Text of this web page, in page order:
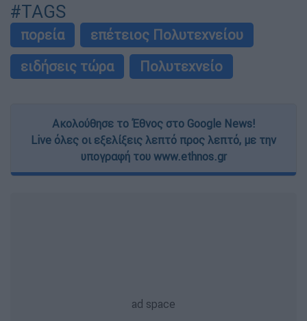
#TAGS
πορεία
επέτειος Πολυτεχνείου
ειδήσεις τώρα
Πολυτεχνείο
Ακολούθησε το Έθνος στο Google News!
Live όλες οι εξελίξεις λεπτό προς λεπτό, με την
υπογραφή του www.ethnos.gr